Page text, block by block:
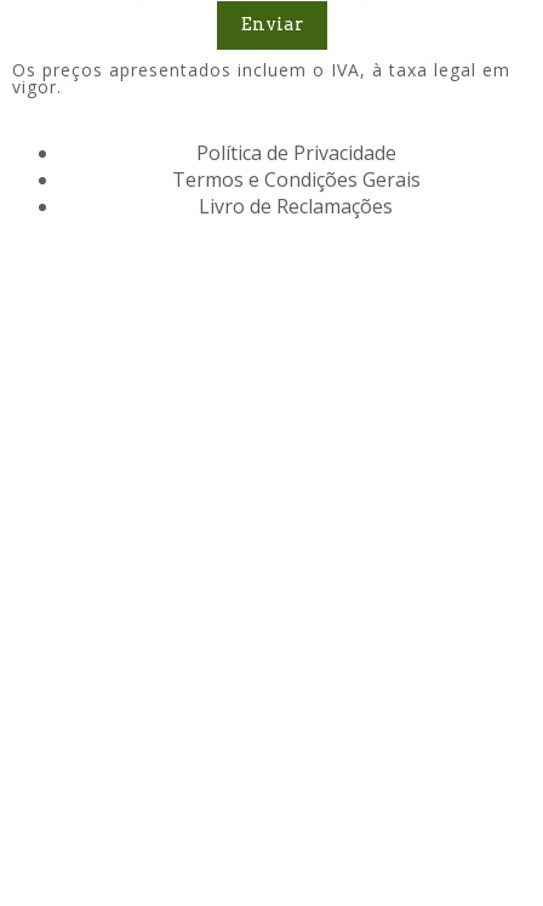
Enviar
Os preços apresentados incluem o IVA, à taxa legal em
vigor.
Política de Privacidade
Termos e Condições Gerais
Livro de Reclamações